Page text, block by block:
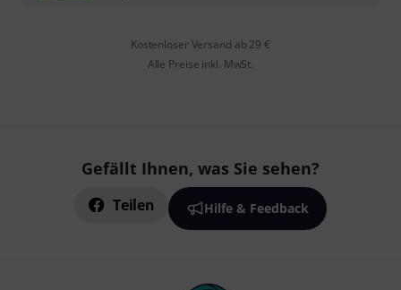
Kostenloser Versand ab 29 €
Alle Preise inkl. MwSt.
Gefällt Ihnen, was Sie sehen?
Teilen Hilfe & Feedback